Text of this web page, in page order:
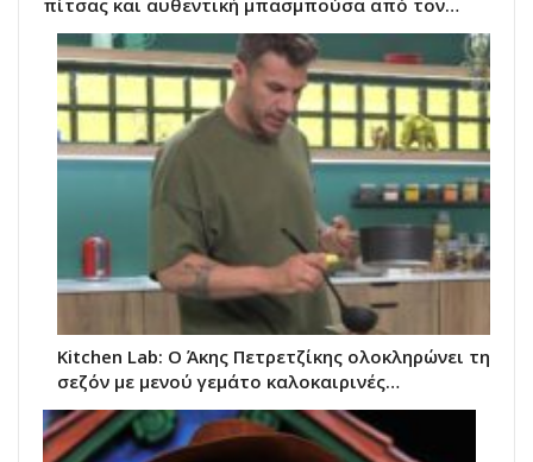
Kitchen Lab: Ο Άκης Πετρετζίκης ολοκληρώνει τη
σεζόν με μενού γεμάτο καλοκαιρινές…